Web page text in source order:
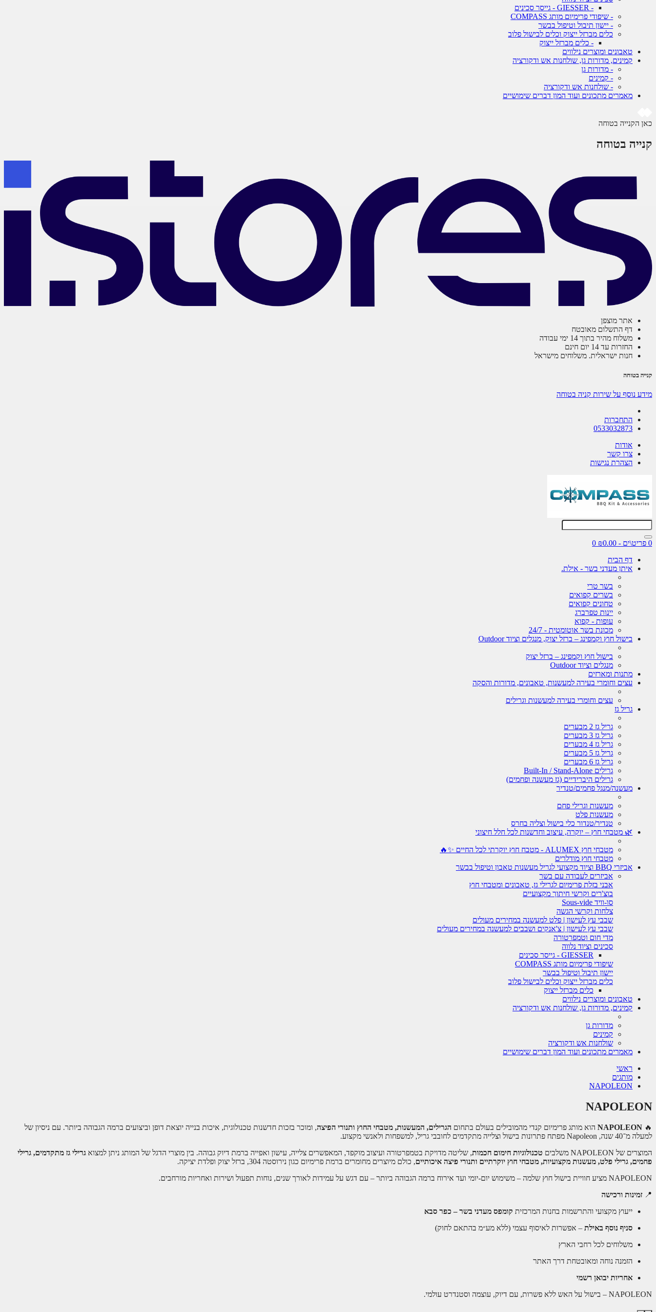
- GIESSER - גייסר סכינים
- שיפודי פרימיום מותג COMPASS
- יישון תיבול וטיפול בבשר
כלים מברזל ייצוק וכלים לבישול פלוב
- כלים מברזל ייצוק
טאבונים ומוצרים נילווים
קמינים, מדורות גן, שולחנות אש ודקורציה
- מדורות גן
- קמינים
- שולחנות אש ודקורציה
מאמרים מתכונים ועוד המון דברים שימושיים
כאן הקנייה בטוחה
קנייה בטוחה
אתר מוצפן
דף התשלום מאובטח
משלוח מהיר בתוך 14 ימי עבודה
החזרות עד 14 יום חינם
חנות ישראלית. משלוחים מישראל
קנייה בטוחה
מידע נוסף על שירות קניה בטוחה
התחברות
0533032873
אודות
צרו קשר
הצהרת נגישות
0 פריט\ים - ₪0.00
0
דף הבית
איתן מעדני בשר - אילת.
בשר טרי
בשרים קפואים
טחונים קפואים
יינות טפרברג
עופות - קפוא
מכונת בשר אוטומטית - 24/7
בישול חוץ וקמפינג – ברזל יצוק, מנגלים וציוד Outdoor
בישול חוץ וקמפינג – ברזל יצוק
מנגלים וציוד Outdoor
מתנות ומארזים
עצים וחומרי בעירה למעשנות, טאבונים, מדורות והסקה
עצים וחומרי בעירה למעשנות וגרילים
גריל גז
גריל גז 2 מבערים
גריל גז 3 מבערים
גריל גז 4 מבערים
גריל גז 5 מבערים
גריל גז 6 מבערים
גרילים Built-In / Stand-Alone
גרילים היברידיים (גז מעשנה ופחמים)
מעשנה/מנגל פחמים/טנדיר
מעשנות וגרילי פחם
מעשנות פלט
טנדיר/טנדור כלי בישול וצליה בחרס
🌿 מטבחי חוץ – יוקרה, עיצוב וחדשנות לכל חלל חיצוני
מטבחי חוץ ALUMEX - מטבח חוץ יוקרתי לכל החיים ✨🔥
מטבחי חוץ מודלרים
אביזרי BBQ וציוד מקצועי לגריל מעשנות טאבון וטיפול בבשר
אביזרים לעבודה עם בשר
אבני בזלת פרימיום לגרילי גז, טאבונים ומטבחי חוץ
בוצ'רים וקרשי חיתוך מקצועיים
סו-וויד Sous-vide
צלחות וקרשי הגשה
שבבי עץ לעישון | פלט למעשנה במחירים מעולים
שבבי עץ לעישון | צ'אנקים ושבבים למעשנה במחירים מעולים
מדי חום וטמפרטורה
סכינים וציוד נלווה
GIESSER - גייסר סכינים
שיפודי פרימיום מותג COMPASS
יישון תיבול וטיפול בבשר
כלים מברזל ייצוק וכלים לבישול פלוב
כלים מברזל ייצוק
טאבונים ומוצרים נילווים
קמינים, מדורות גן, שולחנות אש ודקורציה
מדורות גן
קמינים
שולחנות אש ודקורציה
מאמרים מתכונים ועוד המון דברים שימושיים
ראשי
מותגים
NAPOLEON
NAPOLEON
🔥
NAPOLEON הוא מותג פרימיום קנדי מהמובילים בעולם בתחום הגרילים, המעשנות, מטבחי החוץ ותנורי הפיצה, ומוכר בזכות חדשנות טכנולוגית, איכות בנייה יוצאת דופן וביצועים ברמה הגבוהה ביותר. עם ניסיון של
למעלה מ־40 שנה, Napoleon מפתח פתרונות בישול וצלייה מתקדמים לחובבי גריל, למשפחות ולאנשי מקצוע.
המוצרים של NAPOLEON משלבים
טכנולוגיות חימום חכמות, שליטה מדויקת בטמפרטורה ועיצוב מוקפד, המאפשרים צלייה, עישון ואפייה ברמת דיוק גבוהה. בין מוצרי הדגל של המותג ניתן למצוא גרילי גז מתקדמים, גרילי
פחמים, גרילי פלט, מעשנות מקצועיות, מטבחי חוץ יוקרתיים ותנורי פיצה איכותיים, כולם מיוצרים מחומרים ברמת פרימיום כגון נירוסטה 304, ברזל יצוק ופלדת יציקה.
NAPOLEON מציע חוויית בישול חוץ שלמה – משימוש יום-יומי ועד אירוח ברמה הגבוהה ביותר – עם דגש על עמידות לאורך שנים, נוחות תפעול ושירות ואחריות מורחבים.
📍 זמינות ורכישה
ייעוץ מקצועי והתרשמות בחנות המרכזית קומפס מעדני בשר – כפר סבא
סניף נוסף באילת – אפשרות לאיסוף עצמי (ללא מע״מ בהתאם לחוק)
משלוחים לכל רחבי הארץ
הזמנה נוחה ומאובטחת דרך האתר
אחריות יבואן רשמי
NAPOLEON – בישול על האש ללא פשרות, עם דיוק, עוצמה וסטנדרט עולמי.